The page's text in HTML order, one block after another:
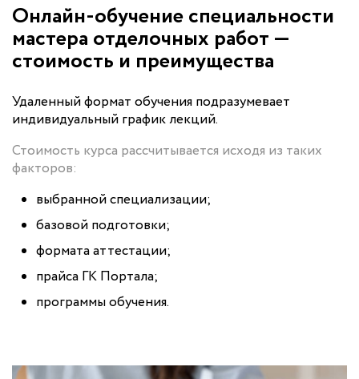
Онлайн-обучение специальности
мастера отделочных работ —
стоимость и преимущества
Удаленный формат обучения подразумевает
индивидуальный график лекций.
Стоимость курса рассчитывается исходя из таких
факторов:
выбранной специализации;
базовой подготовки;
формата аттестации;
прайса ГК Портала;
программы обучения.